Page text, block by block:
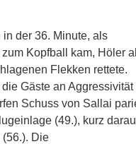
der 36. Minute, als
Kopfball kam, Höler
Flekken rettete.
Gäste an Aggressivität
Schuss von Sallai
(49.), kurz
Die